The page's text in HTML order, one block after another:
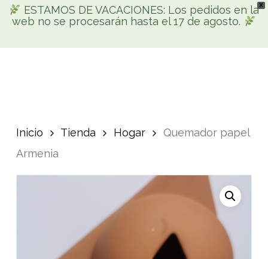
X
ESTAMOS DE VACACIONES: Los pedidos en la
web no se procesarán hasta el 17 de agosto.
Skip
mainBúsqueda
searchaccount
Inicio Tienda Hogar
Quemador papel
Armenia